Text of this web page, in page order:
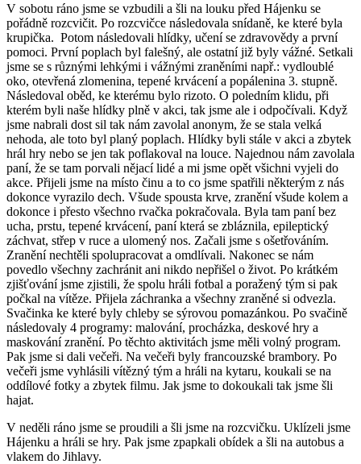
V sobotu ráno jsme se vzbudili a šli na louku před Hájenku se
pořádně rozcvičit. Po rozcvičce následovala snídaně, ke které byla
krupička. Potom následovali hlídky, učení se zdravovědy a první
pomoci. První poplach byl falešný, ale ostatní již byly vážné. Setkali
jsme se s různými lehkými i vážnými zraněními např.: vydloublé
oko, otevřená zlomenina, tepené krvácení a popálenina 3. stupně.
Následoval oběd, ke kterému bylo rizoto. O poledním klidu, při
kterém byli naše hlídky plně v akci, tak jsme ale i odpočívali. Když
jsme nabrali dost sil tak nám zavolal anonym, že se stala velká
nehoda, ale toto byl planý poplach. Hlídky byli stále v akci a zbytek
hrál hry nebo se jen tak poflakoval na louce. Najednou nám zavolala
paní, že se tam porvali nějací lidé a mi jsme opět všichni vyjeli do
akce. Přijeli jsme na místo činu a to co jsme spatřili některým z nás
dokonce vyrazilo dech. Všude spousta krve, zranění všude kolem a
dokonce i přesto všechno rvačka pokračovala. Byla tam paní bez
ucha, prstu, tepené krvácení, paní která se zbláznila, epileptický
záchvat, střep v ruce a ulomený nos. Začali jsme s ošetřováním.
Zranění nechtěli spolupracovat a omdlívali. Nakonec se nám
povedlo všechny zachránit ani nikdo nepřišel o život. Po krátkém
zjišťování jsme zjistili, že spolu hráli fotbal a poražený tým si pak
počkal na vítěze. Přijela záchranka a všechny zraněné si odvezla.
Svačinka ke které byly chleby se sýrovou pomazánkou. Po svačině
následovaly 4 programy: malování, procházka, deskové hry a
maskování zranění. Po těchto aktivitách jsme měli volný program.
Pak jsme si dali večeři. Na večeři byly francouzské brambory. Po
večeři jsme vyhlásili vítězný tým a hráli na kytaru, koukali se na
oddílové fotky a zbytek filmu. Jak jsme to dokoukali tak jsme šli
hajat.
V neděli ráno jsme se proudili a šli jsme na rozcvičku. Uklízeli jsme
Hájenku a hráli se hry. Pak jsme zpapkali obídek a šli na autobus a
vlakem do Jihlavy.